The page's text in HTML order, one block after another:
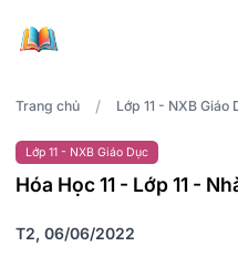
Trang chủ / Lớp 11 - NXB Giáo
Lớp 11 - NXB Giáo Dục
Hóa Học 11 - Lớp 11 -
T2, 06/06/2022